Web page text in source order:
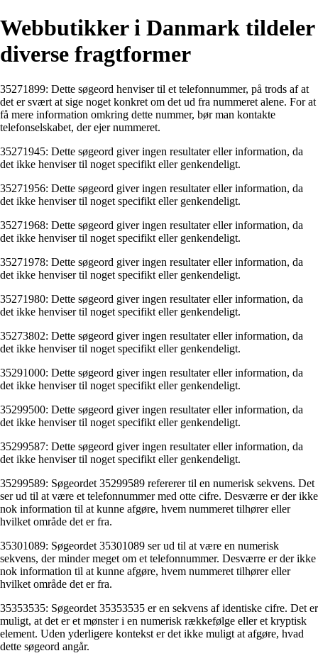
Webbutikker i Danmark tildeler
diverse fragtformer
35271899: Dette søgeord henviser til et telefonnummer, på trods af at
det er svært at sige noget konkret om det ud fra nummeret alene. For at
få mere information omkring dette nummer, bør man kontakte
telefonselskabet, der ejer nummeret.
35271945: Dette søgeord giver ingen resultater eller information, da
det ikke henviser til noget specifikt eller genkendeligt.
35271956: Dette søgeord giver ingen resultater eller information, da
det ikke henviser til noget specifikt eller genkendeligt.
35271968: Dette søgeord giver ingen resultater eller information, da
det ikke henviser til noget specifikt eller genkendeligt.
35271978: Dette søgeord giver ingen resultater eller information, da
det ikke henviser til noget specifikt eller genkendeligt.
35271980: Dette søgeord giver ingen resultater eller information, da
det ikke henviser til noget specifikt eller genkendeligt.
35273802: Dette søgeord giver ingen resultater eller information, da
det ikke henviser til noget specifikt eller genkendeligt.
35291000: Dette søgeord giver ingen resultater eller information, da
det ikke henviser til noget specifikt eller genkendeligt.
35299500: Dette søgeord giver ingen resultater eller information, da
det ikke henviser til noget specifikt eller genkendeligt.
35299587: Dette søgeord giver ingen resultater eller information, da
det ikke henviser til noget specifikt eller genkendeligt.
35299589: Søgeordet 35299589 refererer til en numerisk sekvens. Det
ser ud til at være et telefonnummer med otte cifre. Desværre er der ikke
nok information til at kunne afgøre, hvem nummeret tilhører eller
hvilket område det er fra.
35301089: Søgeordet 35301089 ser ud til at være en numerisk
sekvens, der minder meget om et telefonnummer. Desværre er der ikke
nok information til at kunne afgøre, hvem nummeret tilhører eller
hvilket område det er fra.
35353535: Søgeordet 35353535 er en sekvens af identiske cifre. Det er
muligt, at det er et mønster i en numerisk rækkefølge eller et kryptisk
element. Uden yderligere kontekst er det ikke muligt at afgøre, hvad
dette søgeord angår.